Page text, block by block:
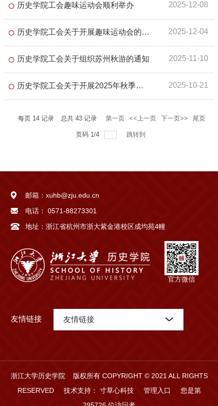
历史学院工会趣味运动会顺利举办 2025-12-08
历史学院工会关于开展趣味运动会的通知 2025-12-04
历史学院工会关于组织苏州秋游的通知 2025-11-10
历史学院工会关于开展2025年秋季健步走活动的通知 2025-10-21
每页 14记录 总共 43记录 第一页 <<上一页 下一页>> 尾页
页码 1/4 跳转到
邮箱：xuhb@zju.edu.cn
电话：
0571-88273301
地址：浙江省杭州市浙大紫金港校区成均苑4幢
官方微信
友情链接 友情链接
浙江大学历史学院 版权所有 COPYRIGHT © 2021 ALL RIGHTS
RESERVED
技术支持： 寸草心科技 管理入口
您是第